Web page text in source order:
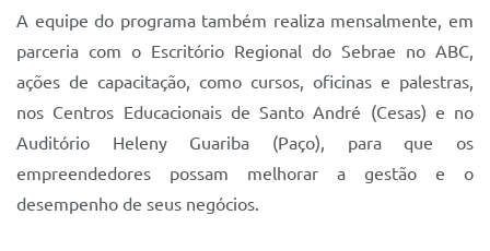
A equipe do programa também realiza mensalmente, em
parceria com o Escritório Regional do Sebrae no ABC,
ações de capacitação, como cursos, oficinas e palestras,
nos Centros Educacionais de Santo André (Cesas) e no
Auditório Heleny Guariba (Paço), para que os
empreendedores possam melhorar a gestão e o
desempenho de seus negócios.